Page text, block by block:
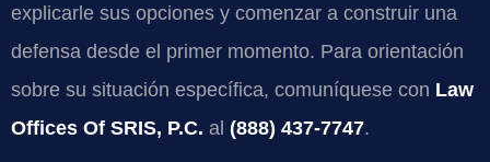
explicarle sus opciones y comenzar a construir una
defensa desde el primer momento. Para orientación
sobre su situación específica, comuníquese con Law
Offices Of SRIS, P.C. al (888) 437-7747.